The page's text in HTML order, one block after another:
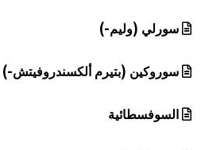
سورلي (وليم-)
سوروكين (بتيرم ألكسندروفيتش-)
السوفسطائية